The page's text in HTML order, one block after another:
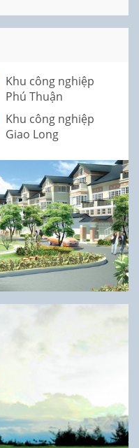
Khu công nghiệp
Phú Thuận
Khu công nghiệp
Giao Long